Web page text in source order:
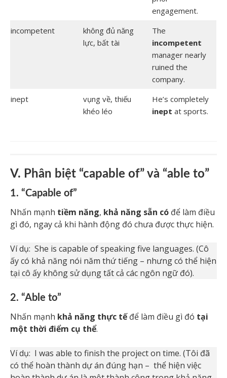
engagement.
incompetent
không đủ năng
lực, bất tài
The
incompetent
manager nearly
ruined the
company.
inept
vụng về, thiếu
khéo léo
He’s completely
inept at sports.
V. Phân biệt “capable of” và “able to”
1. “Capable of”
Nhấn mạnh tiềm năng, khả năng sẵn có để làm điều
gì đó, ngay cả khi hành động đó chưa được thực hiện.
Ví dụ: She is capable of speaking five languages. (Cô
ấy có khả năng nói năm thứ tiếng – nhưng có thể hiện
tại cô ấy không sử dụng tất cả các ngôn ngữ đó).
2. “Able to”
Nhấn mạnh khả năng thực tếđể làm điều gì đó tại
một thời điểm cụ thể.
Ví dụ: I was able to finish the project on time. (Tôi đã
có thể hoàn thành dự án đúng hạn – thể hiện việc